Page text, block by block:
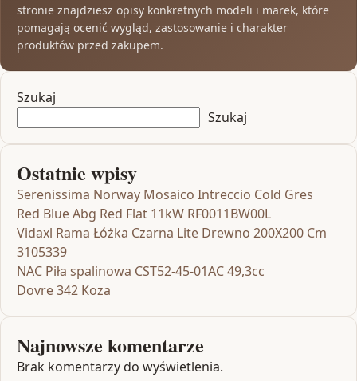
stronie znajdziesz opisy konkretnych modeli i marek, które
pomagają ocenić wygląd, zastosowanie i charakter
produktów przed zakupem.
Szukaj
Szukaj
Ostatnie wpisy
Serenissima Norway Mosaico Intreccio Cold Gres
Red Blue Abg Red Flat 11kW RF0011BW00L
Vidaxl Rama Łóżka Czarna Lite Drewno 200X200 Cm
3105339
NAC Piła spalinowa CST52-45-01AC 49,3cc
Dovre 342 Koza
Najnowsze komentarze
Brak komentarzy do wyświetlenia.